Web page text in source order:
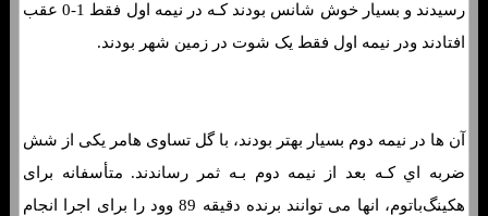
رسیدند و بسیار خوش شانس بودند کـه در نیمه اول فقط 1-0 عقب
افتادند ودر نیمه اول فقط یک شوت در زمین شهر بودند.
آن ها در نیمه دوم بسیار بهتر بودند، با گل تساوی هامر یکی از شش
ضربه اي کـه بعد از نیمه دوم بـه ثمر رساندند. متأسفانه برای
هکینگ‌باتوم، انها می توانند برنده دقیقه 89 وود را برای اجرا انجام